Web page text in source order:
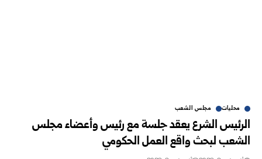
محليات مجلس الشعب
الرئيس الشرع يعقد جلسة مع رئيس وأعضاء مجلس
الشعب لبحث واقع العمل الحكومي